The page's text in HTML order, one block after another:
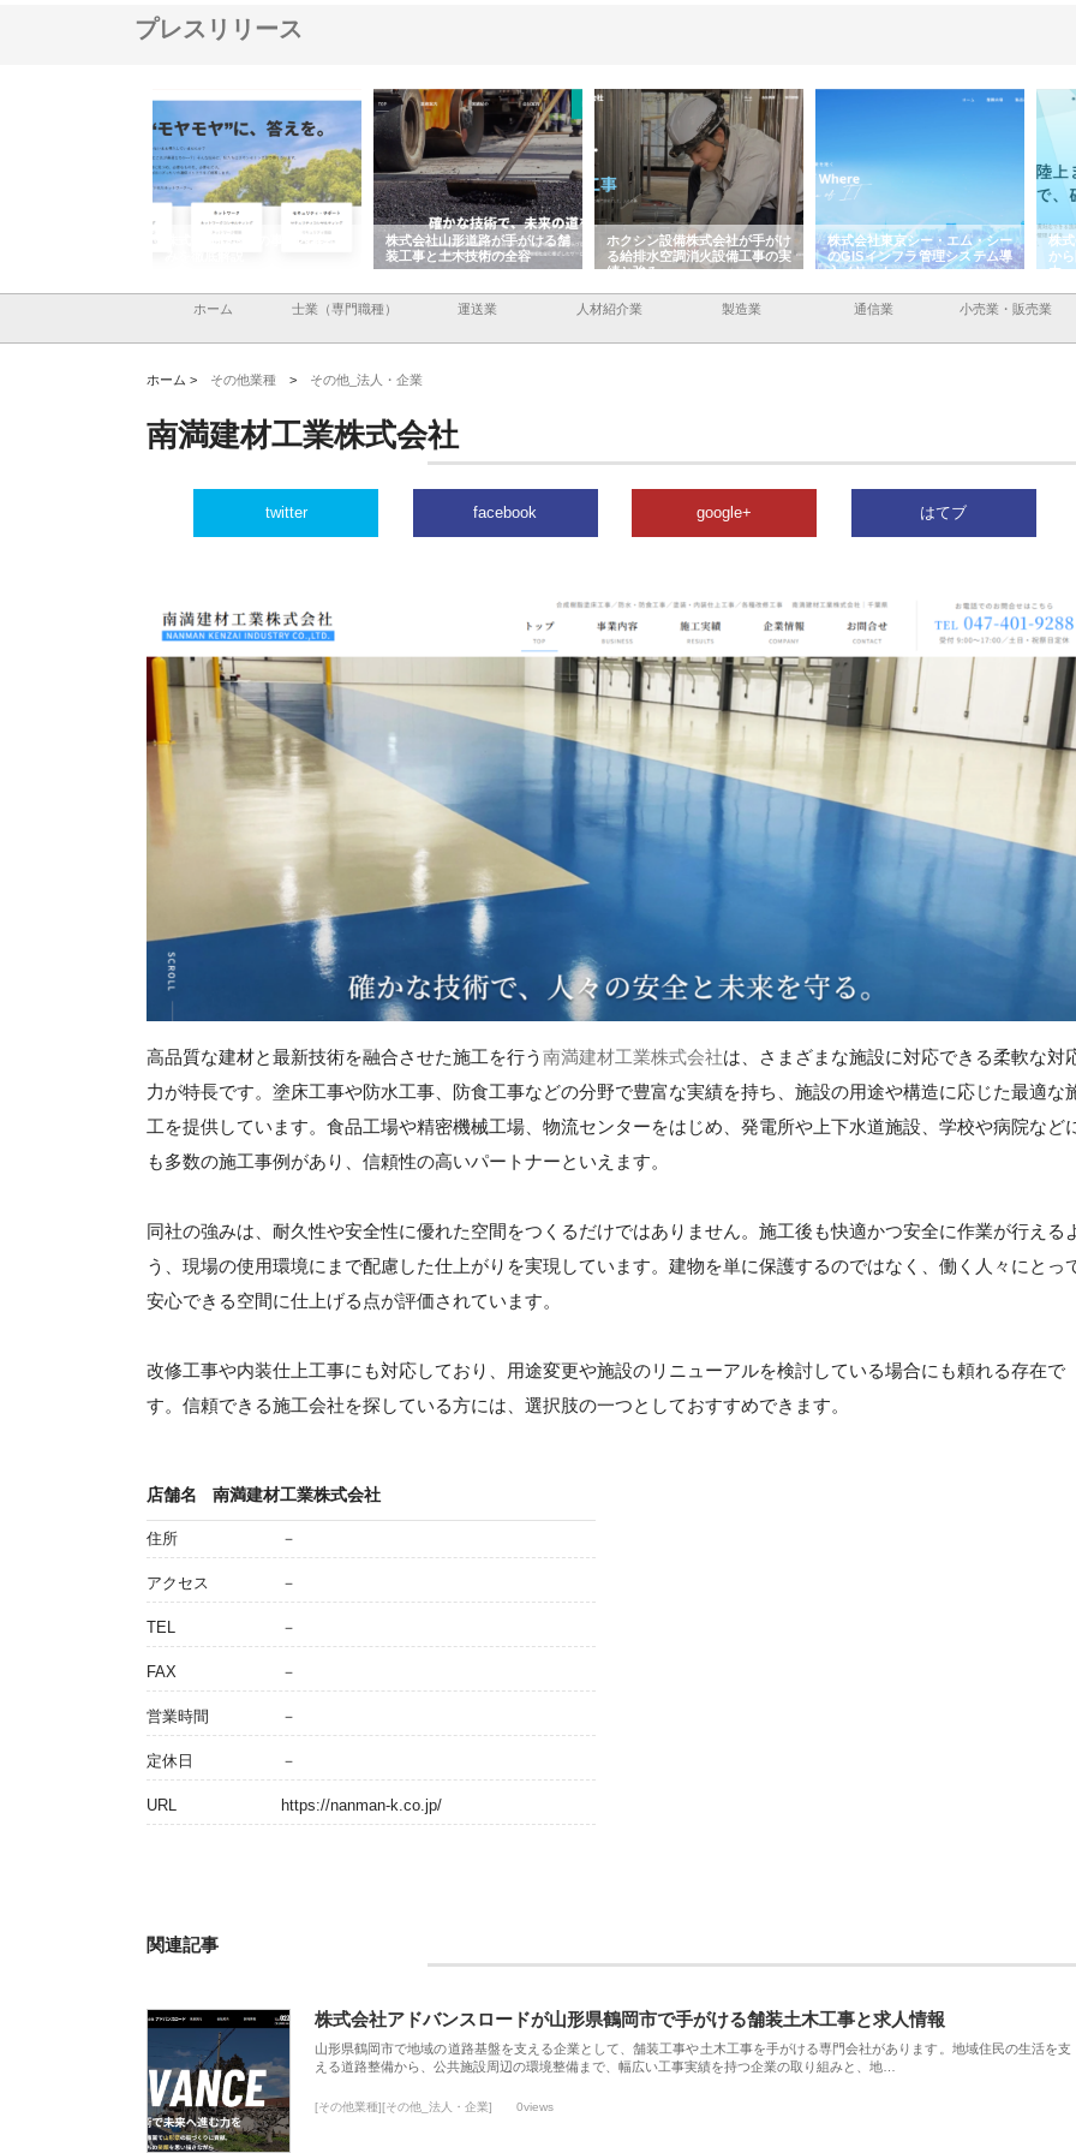
プレスリリース
株式会社ＣＳＡの事業内容と強
株式会社山形道路が手がける舗
装工事と土木技術の全容
ホクシン設備株式会社が手がけ
る給排水空調消火設備工事の実
績と強み
株式会社東京シー・エム・シー
のGISインフラ管理システム導
入メリット
株
か
由
ホーム 士業（専門職種） 運送業 人材紹介業 製造業 通信業 小売業・販売業
ホーム > その他業種 > その他_法人・企業
南満建材工業株式会社
twitter facebook google+ はてブ
高品質な建材と最新技術を融合させた施工を行う 南満建材工業株式会社は、さまざまな施設に対応できる柔軟な対
力が特長です。塗床工事や防水工事、防食工事などの分野で豊富な実績を持ち、施設の用途や構造に応じた最適な
工を提供しています。食品工場や精密機械工場、物流センターをはじめ、発電所や上下水道施設、学校や病院など
も多数の施工事例があり、信頼性の高いパートナーといえます。
同社の強みは、耐久性や安全性に優れた空間をつくるだけではありません。施工後も快適かつ安全に作業が行える
う、現場の使用環境にまで配慮した仕上がりを実現しています。建物を単に保護するのではなく、働く人々にとっ
安心できる空間に仕上げる点が評価されています。
改修工事や内装仕上工事にも対応しており、用途変更や施設のリニューアルを検討している場合にも頼れる存在で
す。信頼できる施工会社を探している方には、選択肢の一つとしておすすめできます。
店舗名 南満建材工業株式会社
住所 －
アクセス －
TEL －
FAX －
営業時間 －
定休日 －
URL https://nanman-k.co.jp/
関連記事
株式会社アドバンスロードが山形県鶴岡市で手がける舗装土木工事と求人情報
山形県鶴岡市で地域の道路基盤を支える企業として、舗装工事や土木工事を手がける専門会社があります。地域住民の生活を支
える道路整備から、公共施設周辺の環境整備まで、幅広い工事実績を持つ企業の取り組みと、地…
[その他業種][その他_法人・企業] 0views